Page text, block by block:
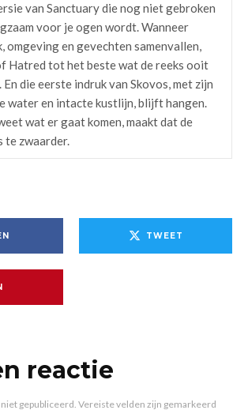
van Sanctuary die nog niet gebroken
voor je ogen wordt. Wanneer
omgeving en gevechten samenvallen,
Hatred tot het beste wat de reeks ooit
die eerste indruk van Skovos, met zijn
water en intacte kustlijn, blijft hangen.
wat er gaat komen, maakt dat de
te zwaarder.
TWEET
reactie
gepubliceerd. Vereiste velden zijn gemarkeerd